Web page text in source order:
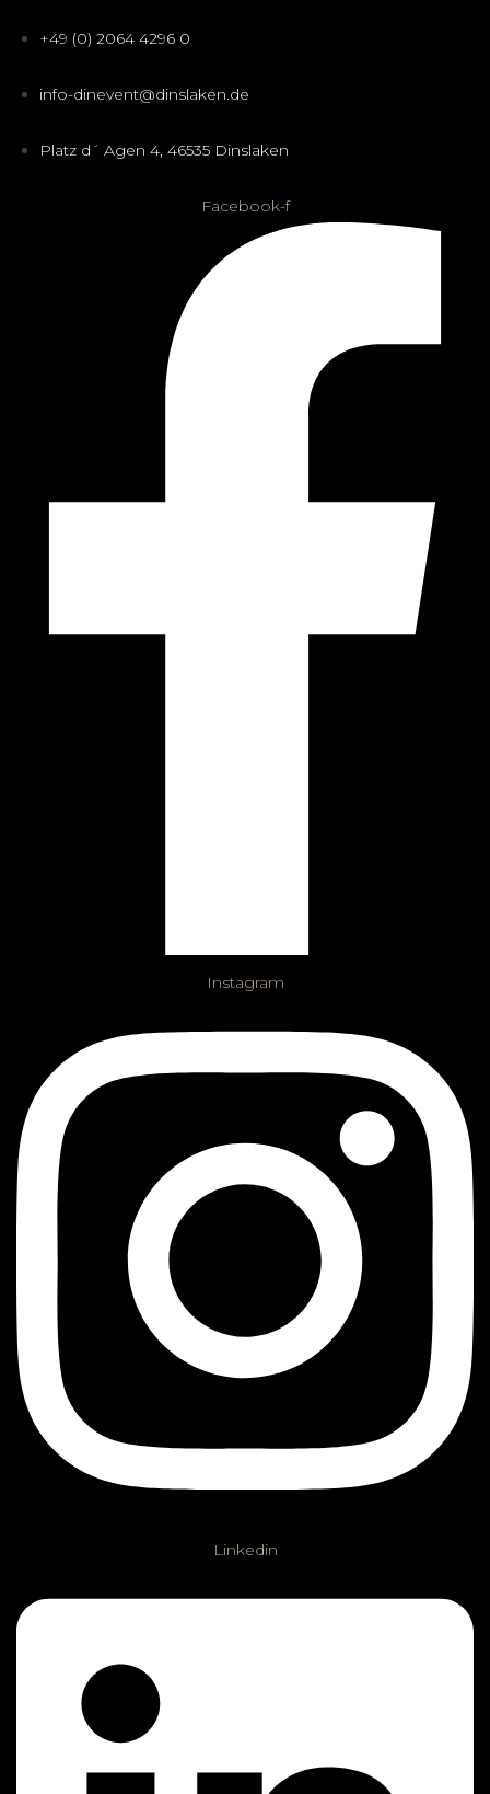
+49 (0) 2064 4296 0
info-dinevent@dinslaken.de
Platz d´ Agen 4, 46535 Dinslaken
Facebook-f
Instagram
Linkedin